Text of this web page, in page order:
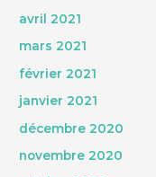
avril 2021
mars 2021
février 2021
janvier 2021
décembre 2020
novembre 2020